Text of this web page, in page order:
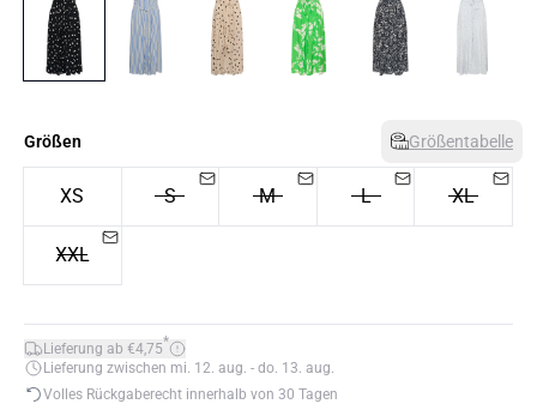
Größen Größentabelle
XS S M L XL
XXL
Lieferung ab €4,75*
Lieferung zwischen mi. 12. aug. - do. 13. aug.
Volles Rückgaberecht innerhalb von 30 Tagen